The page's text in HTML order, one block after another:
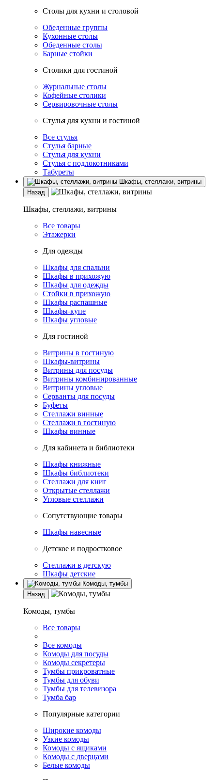
Столы для кухни и столовой
Обеденные группы
Кухонные столы
Обеденные столы
Барные стойки
Столики для гостиной
Журнальные столы
Кофейные столики
Сервировочные столы
Стулья для кухни и гостиной
Все стулья
Стулья барные
Стулья для кухни
Стулья с подлокотниками
Табуреты
Шкафы, стеллажи, витрины
Назад
Шкафы, стеллажи, витрины
Все товары
Этажерки
Для одежды
Шкафы для спальни
Шкафы в прихожую
Шкафы для одежды
Стойки в прихожую
Шкафы распашные
Шкафы-купе
Шкафы угловые
Для гостиной
Витрины в гостиную
Шкафы-витрины
Витрины для посуды
Витрины комбинированные
Витрины угловые
Серванты для посуды
Буфеты
Стеллажи винные
Стеллажи в гостиную
Шкафы винные
Для кабинета и библиотеки
Шкафы книжные
Шкафы библиотеки
Стеллажи для книг
Открытые стеллажи
Угловые стеллажи
Сопутствующие товары
Шкафы навесные
Детское и подростковое
Стеллажи в детскую
Шкафы детские
Комоды, тумбы
Назад
Комоды, тумбы
Все товары
Все комоды
Комоды для посуды
Комоды секретеры
Тумбы прикроватные
Тумбы для обуви
Тумбы для телевизора
Тумба бар
Популярные категории
Широкие комоды
Узкие комоды
Комоды с ящиками
Комоды с дверцами
Белые комоды